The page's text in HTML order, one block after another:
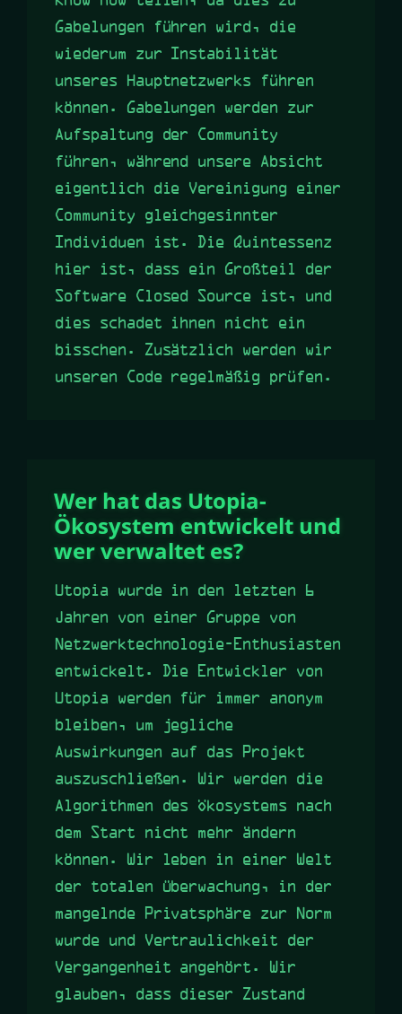
Gabelungen führen wird, die
wiederum zur Instabilität
unseres Hauptnetzwerks führen
können. Gabelungen werden zur
Aufspaltung der Community
führen, während unsere Absicht
eigentlich die Vereinigung einer
Community gleichgesinnter
Individuen ist. Die Quintessenz
hier ist, dass ein Großteil der
Software Closed Source ist, und
dies schadet ihnen nicht ein
bisschen. Zusätzlich werden wir
unseren Code regelmäßig prüfen.
Wer hat das Utopia-
Ökosystem entwickelt und
wer verwaltet es?
Utopia wurde in den letzten 6
Jahren von einer Gruppe von
Netzwerktechnologie-Enthusiasten
entwickelt. Die Entwickler von
Utopia werden für immer anonym
bleiben, um jegliche
Auswirkungen auf das Projekt
auszuschließen. Wir werden die
Algorithmen des Ökosystems nach
dem Start nicht mehr ändern
können. Wir leben in einer Welt
der totalen Überwachung, in der
mangelnde Privatsphäre zur Norm
wurde und Vertraulichkeit der
Vergangenheit angehört. Wir
glauben, dass dieser Zustand